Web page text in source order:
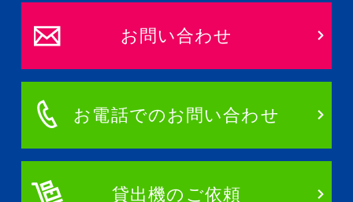
お問い合わせ
お電話でのお問い合わせ
貸出機のご依頼